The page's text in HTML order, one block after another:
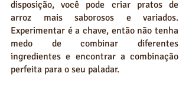
disposição, você pode criar pratos de
arroz mais saborosos e variados.
Experimentar é a chave, então não tenha
medo de combinar diferentes
ingredientes e encontrar a combinação
perfeita para o seu paladar.